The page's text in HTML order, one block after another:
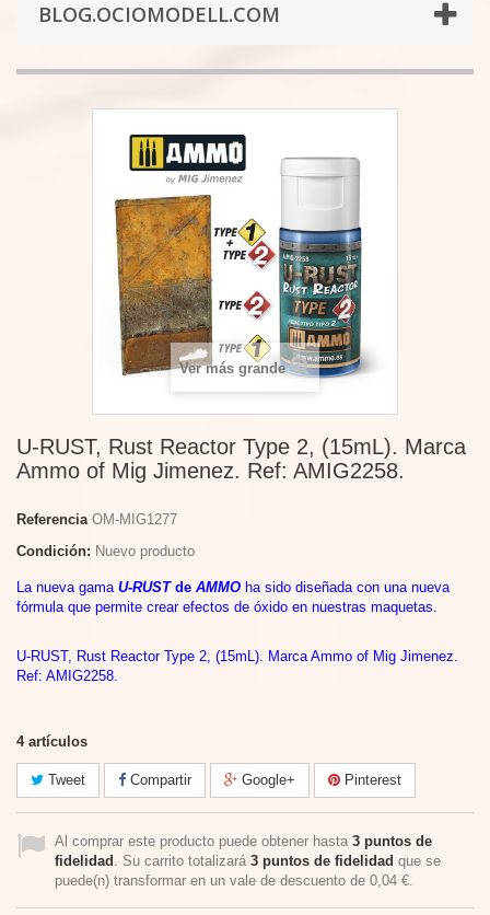
BLOG.OCIOMODELL.COM
Ver más grande
U-RUST, Rust Reactor Type 2, (15mL). Marca
Ammo of Mig Jimenez. Ref: AMIG2258.
Referencia OM-MIG1277
Condición: Nuevo producto
La nueva gama U-RUST de AMMO ha sido diseñada con una nueva
fórmula que permite crear efectos de óxido en nuestras maquetas.
U-RUST, Rust Reactor Type 2, (15mL). Marca Ammo of Mig Jimenez.
Ref: AMIG2258.
4 artículos
Tweet Compartir Google+ Pinterest
Al comprar este producto puede obtener hasta 3 puntos de
fidelidad . Su carrito totalizará 3 puntos de fidelidad que se
puede(n) transformar en un vale de descuento de 0,04 €.